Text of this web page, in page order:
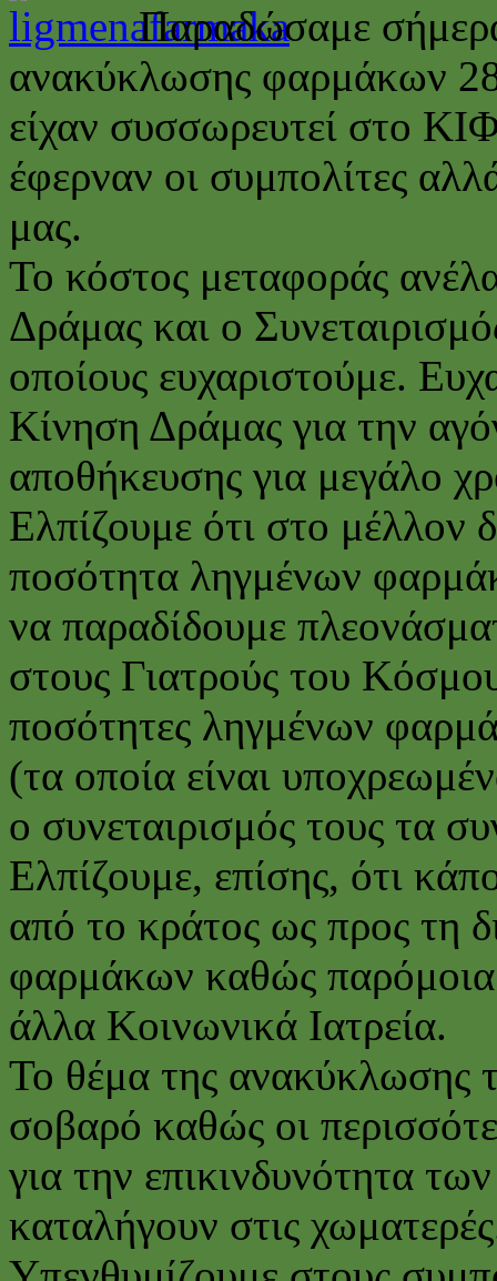
Παραδώσαμε
ανακύκλωσης φαρμάκων
είχαν συσσωρευτεί στο
έφερναν οι συμπολίτες
μας.
Το κόστος μεταφοράς
Δράμας και ο
οποίους ευχαριστούμε.
Κίνηση Δράμας για την
αποθήκευσης για μεγάλο
Ελπίζουμε ότι στο μέλλον
ποσότητα ληγμένων
να παραδίδουμε
στους Γιατρούς του
ποσότητες ληγμένων
(τα οποία είναι
ο συνεταιρισμός τους τα
Ελπίζουμε, επίσης, ότι
από το κράτος ως προς τη
φαρμάκων καθώς παρόμοια
άλλα Κοινωνικά Ιατρεία.
Το θέμα της ανακύκλωσης
σοβαρό καθώς οι
για την επικινδυνότητα
καταλήγουν στις